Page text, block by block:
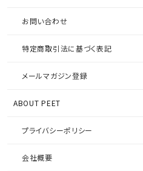
お問い合わせ
特定商取引法に基づく表記
メールマガジン登録
ABOUT PEET
プライバシーポリシー
会社概要